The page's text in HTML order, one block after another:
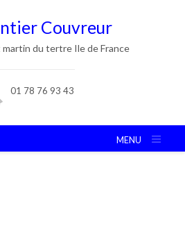
Couvreur
du tertre Ile de France
01 78 76 93 43
MENU